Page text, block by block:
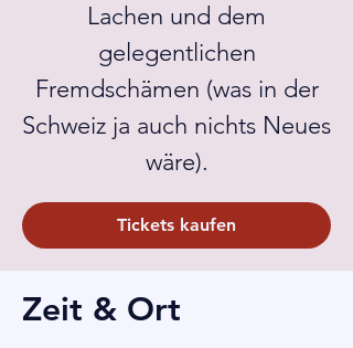
Lachen und dem
gelegentlichen
Fremdschämen (was in der
Schweiz ja auch nichts Neues
wäre).
Tickets kaufen
Zeit & Ort